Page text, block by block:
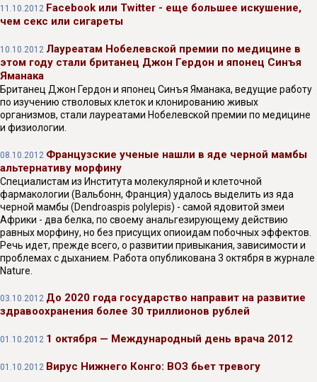
11.10.2012 Facebook или Twitter - еще большее искушение,
чем секс или сигареты
10.10.2012 Лауреатам Нобелевской премии по медицине в
этом году стали британец Джон Гердон и японец Синъя
Яманака
Британец Джон Гердон и японец Синъя Яманака, ведущие работу
по изучению стволовых клеток и клонированию живых
организмов, стали лауреатами Нобелевской премии по медицине
и физиологии.
08.10.2012 Французские ученые нашли в яде черной мамбы
альтернативу морфину
Специалистам из Института молекулярной и клеточной
фармакологии (Вальбонн, Франция) удалось выделить из яда
черной мамбы (Dendroaspis polylepis) - самой ядовитой змеи
Африки - два белка, по своему анальгезирующему действию
равных морфину, но без присущих опиоидам побочных эффектов.
Речь идет, прежде всего, о развитии привыкания, зависимости и
проблемах с дыханием. Работа опубликована 3 октября в журнале
Nature.
03.10.2012 До 2020 года государство направит на развитие
здравоохранения более 30 триллионов рублей
01.10.2012 1 октября — Международный день врача 2012
01.10.2012 Вирус Нижнего Конго: ВОЗ бьет тревогу